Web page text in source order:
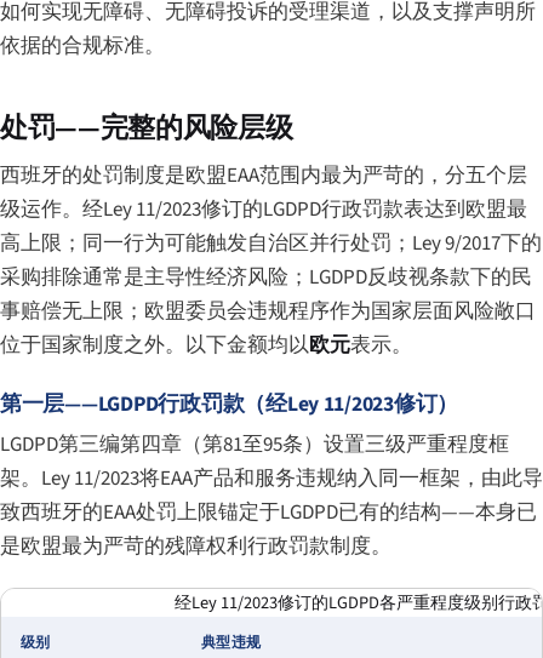
如何实现无障碍、无障碍投诉的受理渠道，以及支撑声明所
依据的合规标准。
处罚——完整的风险层级
西班牙的处罚制度是欧盟EAA范围内最为严苛的，分五个层
级运作。经Ley 11/2023修订的LGDPD行政罚款表达到欧盟最
高上限；同一行为可能触发自治区并行处罚；Ley 9/2017下的
采购排除通常是主导性经济风险；LGDPD反歧视条款下的民
事赔偿无上限；欧盟委员会违规程序作为国家层面风险敞口
位于国家制度之外。以下金额均以欧元表示。
第一层——LGDPD行政罚款（经Ley 11/2023修订）
LGDPD第三编第四章（第81至95条）设置三级严重程度框
架。Ley 11/2023将EAA产品和服务违规纳入同一框架，由此导
致西班牙的EAA处罚上限锚定于LGDPD已有的结构——本身已
是欧盟最为严苛的残障权利行政罚款制度。
经Ley 11/2023修订的LGDPD各严重程度级别行
级别 典型违规